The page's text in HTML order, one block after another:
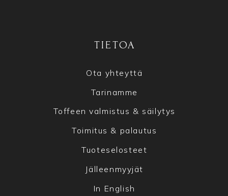
TIETOA
Ota yhteyttä
Tarinamme
Toffeen valmistus & säilytys
Toimitus & palautus
Tuoteselosteet
Jälleenmyyjät
In English